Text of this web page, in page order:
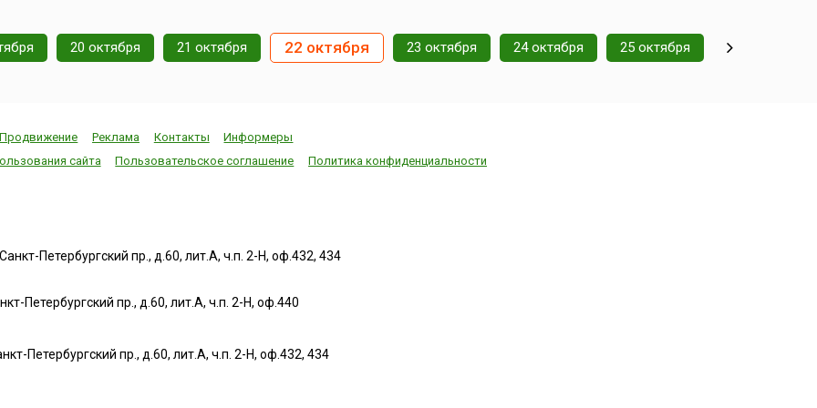
был
крупнейшим европейским
фестивалем оливкового
зрелищным и массовым,
активный и интересный
20 октября 21 октября 22 октября 23 октября 24 октября 25 октября
Продвижение Реклама Контакты
Информеры
сайта
Пользовательское соглашение Политика конфиденциальности
Петербургский пр., д.60, лит.А, ч.п. 2-Н, оф.432, 434
Петербургский пр., д.60, лит.А, ч.п. 2-Н, оф.440
Петербургский пр., д.60, лит.А, ч.п. 2-Н, оф.432, 434